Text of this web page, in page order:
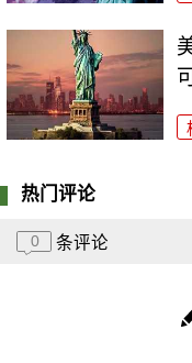
热门评论
0 条评论